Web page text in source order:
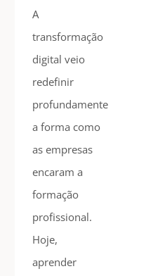
A
transformação
digital veio
redefinir
profundamente
a forma como
as empresas
encaram a
formação
profissional.
Hoje,
aprender